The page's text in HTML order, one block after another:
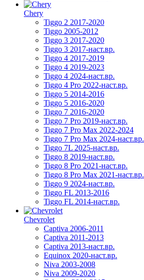
Chery
Tiggo 2 2017-2020
Tiggo 2005-2012
Tiggo 3 2017-2020
Tiggo 3 2017-наст.вр.
Tiggo 4 2017-2019
Tiggo 4 2019-2023
Tiggo 4 2024-наст.вр.
Tiggo 4 Pro 2022-наст.вр.
Tiggo 5 2014-2016
Tiggo 5 2016-2020
Tiggo 7 2016-2020
Tiggo 7 Pro 2019-наст.вр.
Tiggo 7 Pro Max 2022-2024
Tiggo 7 Pro Max 2024-наст.вр.
Tiggo 7L 2025-наст.вр.
Tiggo 8 2019-наст.вр.
Tiggo 8 Pro 2021-наст.вр.
Tiggo 8 Pro Max 2021-наст.вр.
Tiggo 9 2024-наст.вр.
Tiggo FL 2013-2016
Tiggo FL 2014-наст.вр.
Chevrolet
Captiva 2006-2011
Captiva 2011-2013
Captiva 2013-наст.вр.
Equinox 2020-наст.вр.
Niva 2003-2008
Niva 2009-2020